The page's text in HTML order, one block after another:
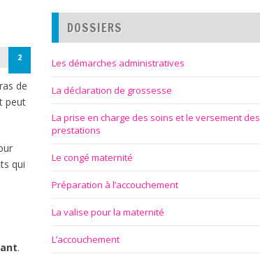
2
de
peut
qui
.
DOSSIERS
Les démarches administratives
La déclaration de grossesse
La prise en charge des soins et le versement des
prestations
Le congé maternité
Préparation à l’accouchement
La valise pour la maternité
L’accouchement